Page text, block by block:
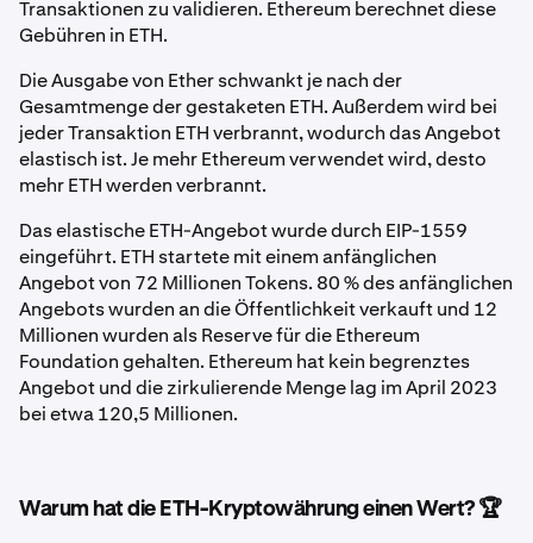
Transaktionen zu validieren. Ethereum berechnet diese
Gebühren in ETH.
Die Ausgabe von Ether schwankt je nach der
Gesamtmenge der gestaketen ETH. Außerdem wird bei
jeder Transaktion ETH verbrannt, wodurch das Angebot
elastisch ist. Je mehr Ethereum verwendet wird, desto
mehr ETH werden verbrannt.
Das elastische ETH-Angebot wurde durch EIP-1559
eingeführt. ETH startete mit einem anfänglichen
Angebot von 72 Millionen Tokens. 80 % des anfänglichen
Angebots wurden an die Öffentlichkeit verkauft und 12
Millionen wurden als Reserve für die Ethereum
Foundation gehalten. Ethereum hat kein begrenztes
Angebot und die zirkulierende Menge lag im April 2023
bei etwa 120,5 Millionen.
Warum hat die ETH-Kryptowährung einen Wert? 🏆